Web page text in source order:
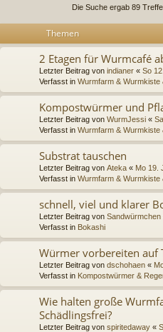
Die Suche ergab 89
Themen
2 Etagen für Wurmcafé
Letzter Beitrag von indianer « So
Verfasst in Wurmfarm & Wurmkiste
Kompostwürmer und
Letzter Beitrag von WurmJessi «
Verfasst in Wurmfarm & Wurmkiste
Substrat tauschen
Letzter Beitrag von Ateka « Mo 19.
Verfasst in Wurmfarm & Wurmkiste
schnell, viel und klarer
Letzter Beitrag von Sandwürmchen
Verfasst in Bokashi
Würmer vorbereiten auf
Letzter Beitrag von dschohaen «
Verfasst in Kompostwürmer &
Wie halten große
Schädlingsfrei?
Letzter Beitrag von spiritedaway «